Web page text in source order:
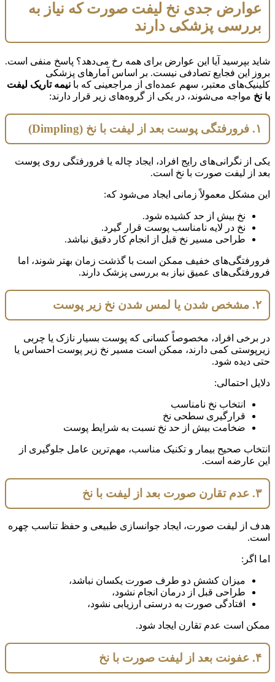
عوارض جدی نخ لیفت صورت که نیاز به
بررسی پزشکی دارند
شاید بپرسید آیا این عوارض برای همه رخ می‌دهد؟ پاسخ منفی است.
بروز این فجایع تصادفی نیست. بر اساس آمارهای پزشکی
کلینیک‌های معتبر، سهم عمده‌ای از مراجعینی که با نیمه تاریک لیفت
با نخ مواجه می‌شوند، در یکی از گروه‌های زیر قرار دارند:
۱. فرورفتگی پوست بعد از لیفت با نخ (Dimpling)
یکی از نگرانی‌های رایج افراد، ایجاد چاله یا فرورفتگی روی پوست
بعد از لیفت صورت با نخ است.
این مشکل معمولاً زمانی ایجاد می‌شود که:
نخ بیش از حد کشیده شود.
نخ در لایه نامناسب پوست قرار گیرد.
طراحی مسیر نخ قبل از انجام کار دقیق نباشد.
فرورفتگی‌های خفیف ممکن است با گذشت زمان بهتر شوند، اما
فرورفتگی‌های عمیق نیاز به بررسی پزشک دارند.
۲. مشخص شدن یا لمس شدن نخ زیر پوست
در برخی افراد، مخصوصاً کسانی که پوست بسیار نازک یا چربی
زیرپوستی کمی دارند، ممکن است مسیر نخ زیر پوست احساس یا
حتی دیده شود.
دلایل احتمالی:
انتخاب نخ نامناسب
قرارگیری سطحی نخ
ضخامت بیش از حد نخ نسبت به شرایط پوست
انتخاب صحیح بیمار و تکنیک مناسب، مهم‌ترین عامل جلوگیری از
این عارضه است.
۳. عدم تقارن صورت بعد از لیفت با نخ
هدف از لیفت صورت، ایجاد جوانسازی طبیعی و حفظ تناسب چهره
است.
اما اگر:
میزان کشش دو طرف صورت یکسان نباشد،
طراحی قبل از درمان انجام نشود،
افتادگی صورت به درستی ارزیابی نشود،
ممکن است عدم تقارن ایجاد شود.
۴. عفونت بعد از لیفت صورت با نخ